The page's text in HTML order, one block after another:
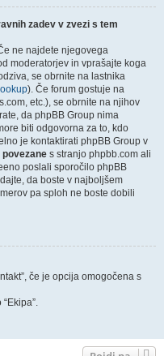
zadev v zvezi s tem
ne najdete njegovega
moderatorjev in vprašajte koga
se obrnite na lastnika
). Če forum gostuje na
etc.), se obrnite na njihov
da phpBB Group nima
biti odgovorna za to, kdo
je kontaktirati phpBB Group v
s stranjo phpbb.com ali
poslali sporočilo phpBB
da boste v najboljšem
pa sploh ne boste dobili
če je opcija omogočena s